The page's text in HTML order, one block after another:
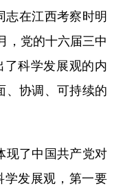
在江西考察时明
，党的十六届三中
了科学发展观的内
、协调、可持续的
了中国共产党对
学发展观，第一要